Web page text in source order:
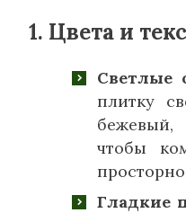
1. Цвета и
Светлые
плитку
чтобы
Гладкие